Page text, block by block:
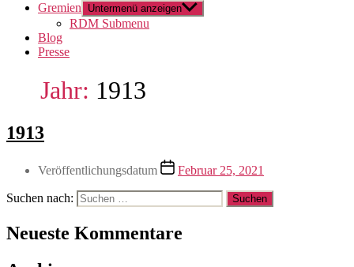
Gremien
Untermenü anzeigen
RDM Submenu
Blog
Presse
Jahr: 1913
1913
Veröffentlichungsdatum Februar 25, 2021
Suchen nach:
Neueste Kommentare